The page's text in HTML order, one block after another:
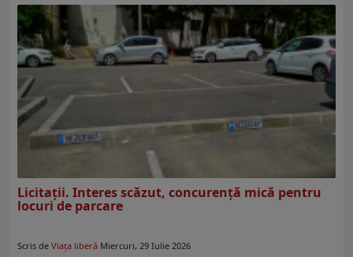
Licitaţii. Interes scăzut, concurenţă mică pentru
locuri de parcare
Scris de Viaţa liberă Miercuri, 29 Iulie 2026